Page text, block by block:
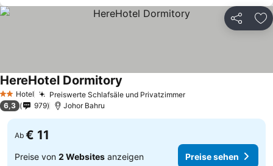
Teilen
2 Sterne
Hotel Preiswerte Schlafsäle und Privatzimmer
HereHotel Dormitory
6,3 979 Johor Bahru
Ab € 11
Preise von 2 Websites anzeigen Preise sehen